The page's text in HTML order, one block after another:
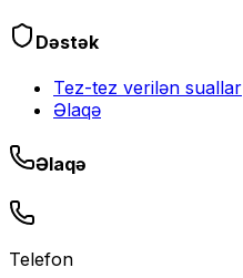
Dəstək
Tez-tez verilən suallar
Əlaqə
Əlaqə
Telefon